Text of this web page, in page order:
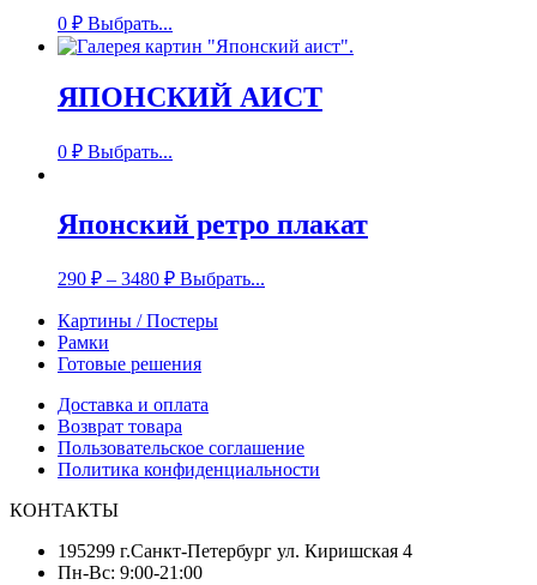
0 ₽ Выбрать...
ЯПОНСКИЙ АИСТ
0 ₽ Выбрать...
Японский ретро плакат
290 ₽ – 3480 ₽ Выбрать...
Картины / Постеры
Рамки
Готовые решения
Доставка и оплата
Возврат товара
Пользовательское соглашение
Политика конфиденциальности
КОНТАКТЫ
195299 г.Санкт-Петербург ул. Киришская 4
Пн-Вс: 9:00-21:00